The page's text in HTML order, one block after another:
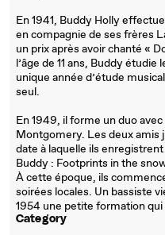
En 1941, Buddy Holly
en compagnie de ses frères
un prix après avoir chanté «
l’âge de 11 ans, Buddy
unique année d’étude
seul.
En 1949, il forme un duo
Montgomery. Les deux amis
date à laquelle ils
Buddy : Footprints in the
À cette époque, ils
soirées locales. Un bassiste
1954 une petite formation
Category